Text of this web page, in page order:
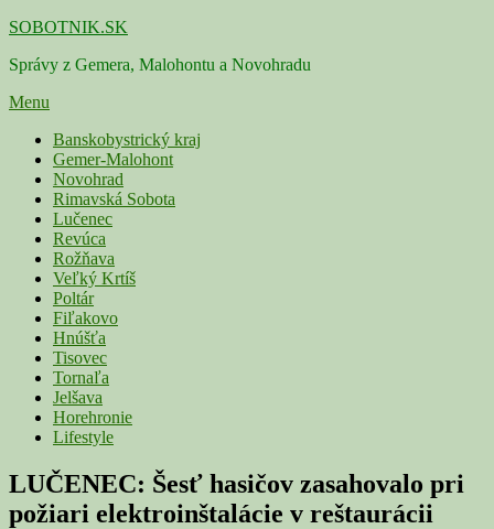
Skip
content
SOBOTNIK.SK
Správy z Gemera, Malohontu a Novohradu
Menu
Primárne
menu
Banskobystrický kraj
Gemer-Malohont
Novohrad
Rimavská Sobota
Lučenec
Revúca
Rožňava
Veľký Krtíš
Poltár
Fiľakovo
Hnúšťa
Tisovec
Tornaľa
Jelšava
Horehronie
Lifestyle
LUČENEC: Šesť hasičov zasahovalo pri
požiari elektroinštalácie v reštaurácii